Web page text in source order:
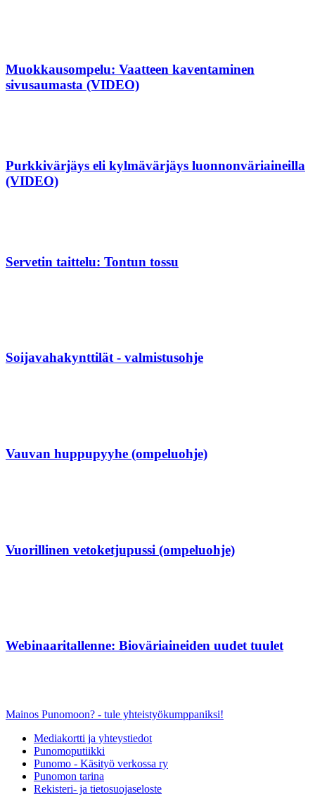
Muokkausompelu: Vaatteen kaventaminen
sivusaumasta (VIDEO)
Purkkivärjäys eli kylmävärjäys luonnonväriaineilla
(VIDEO)
Servetin taittelu: Tontun tossu
Soijavahakynttilät - valmistusohje
Vauvan huppupyyhe (ompeluohje)
Vuorillinen vetoketjupussi (ompeluohje)
Webinaaritallenne: Bioväriaineiden uudet tuulet
Mainos Punomoon? - tule yhteistyökumppaniksi!
Mediakortti ja yhteystiedot
Punomoputiikki
Punomo - Käsityö verkossa ry
Punomon tarina
Rekisteri- ja tietosuojaseloste